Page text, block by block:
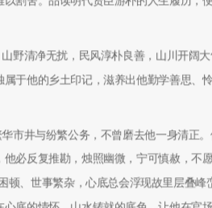
野清净无扰，民风淳朴良善，山川开阔
于他的乡土印记，滋养出他勤学善思、
市井与纷繁公务，不曾磨去他一身清正
必反复推勘，烛照幽微，宁可慎赦，不
、世事繁杂，心底总会浮现故里层叠峰